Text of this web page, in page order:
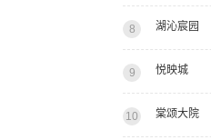
8 湖沁宸园
9 悦映城
10 棠颂大院